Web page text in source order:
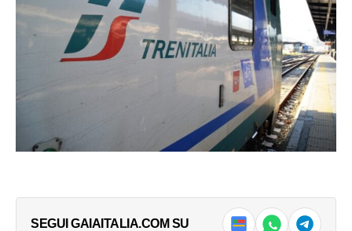
SEGUI GAIAITALIA.COM SU